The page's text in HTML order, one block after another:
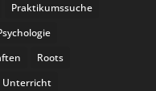
Praktikumssuche
Roots
Unterricht